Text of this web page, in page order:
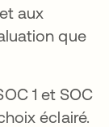
aux
que
1 et SOC
éclairé.